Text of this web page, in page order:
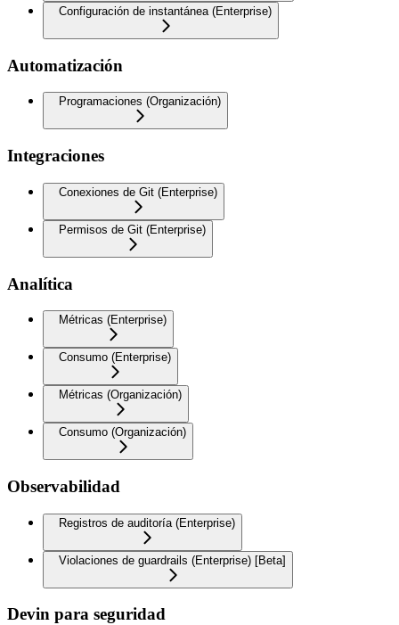
Configuración de instantánea (Enterprise)
Automatización
Programaciones (Organización)
Integraciones
Conexiones de Git (Enterprise)
Permisos de Git (Enterprise)
Analítica
Métricas (Enterprise)
Consumo (Enterprise)
Métricas (Organización)
Consumo (Organización)
Observabilidad
Registros de auditoría (Enterprise)
Violaciones de guardrails (Enterprise) [Beta]
Devin para seguridad